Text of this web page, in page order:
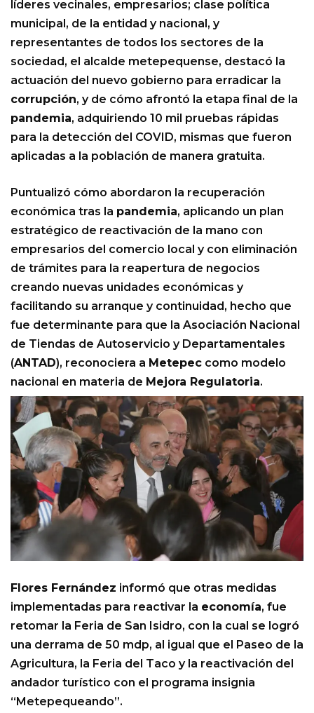
líderes vecinales, empresarios; clase política
municipal, de la entidad y nacional, y
representantes de todos los sectores de la
sociedad, el alcalde metepequense, destacó la
actuación del nuevo gobierno para erradicar la
corrupción, y de cómo afrontó la etapa final de la
pandemia, adquiriendo 10 mil pruebas rápidas
para la detección del COVID, mismas que fueron
aplicadas a la población de manera gratuita.
Puntualizó cómo abordaron la recuperación
económica tras la pandemia, aplicando un plan
estratégico de reactivación de la mano con
empresarios del comercio local y con eliminación
de trámites para la reapertura de negocios
creando nuevas unidades económicas y
facilitando su arranque y continuidad, hecho que
fue determinante para que la Asociación Nacional
de Tiendas de Autoservicio y Departamentales
(ANTAD), reconociera a Metepec como modelo
nacional en materia de Mejora Regulatoria.
Flores Fernández informó que otras medidas
implementadas para reactivar la economía, fue
retomar la Feria de San Isidro, con la cual se logró
una derrama de 50 mdp, al igual que el Paseo de la
Agricultura, la Feria del Taco y la reactivación del
andador turístico con el programa insignia
“Metepequeando”.